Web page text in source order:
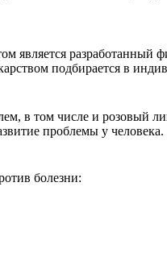
является разработанный
подбирается в
в том числе и розовый
проблемы у
болезни: